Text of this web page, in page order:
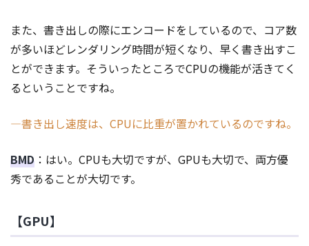
また、書き出しの際にエンコードをしているので、コア数
が多いほどレンダリング時間が短くなり、早く書き出すこ
とができます。そういったところでCPUの機能が活きてく
るということですね。
―書き出し速度は、CPUに比重が置かれているのですね。
BMD ：はい。CPUも大切ですが、GPUも大切で、両方優
秀であることが大切です。
【GPU】